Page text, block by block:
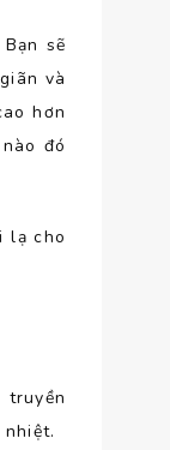
sẽ
và
hơn
đó
lạ cho
truyền